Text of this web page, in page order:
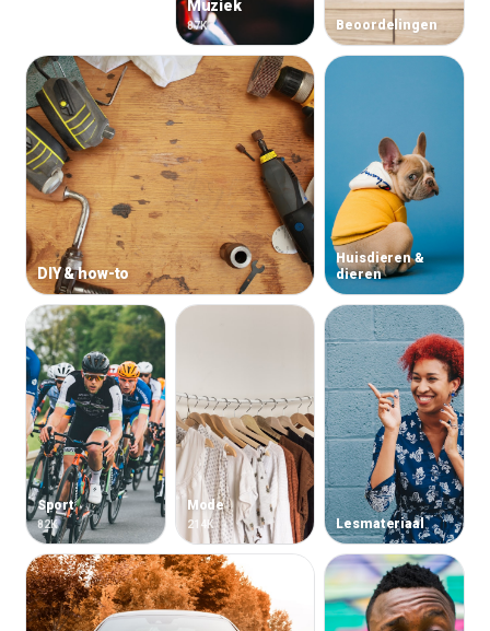
Muziek
87K Beoordelingen
DIY & how-to
Huisdieren &
dieren
Sport
82K
Mode
214K Lesmateriaal